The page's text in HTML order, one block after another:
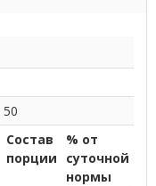
50
Состав
порции
% от
суточной
нормы